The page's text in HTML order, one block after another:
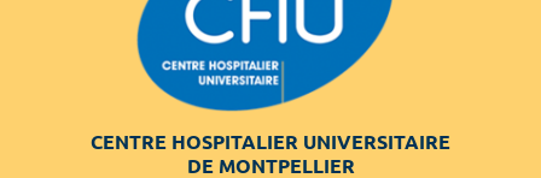
CENTRE HOSPITALIER UNIVERSITAIRE
DE MONTPELLIER